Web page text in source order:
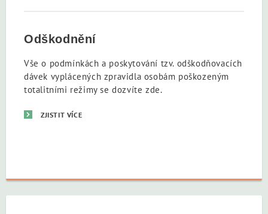
Odškodnění
Vše o podmínkách a poskytování tzv. odškodňovacích
dávek vyplácených zpravidla osobám poškozeným
totalitními režimy se dozvíte zde.
ZJISTIT VÍCE